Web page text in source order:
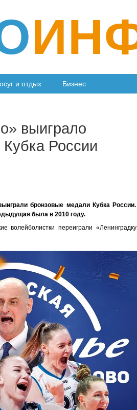
и отдых Бизнес
выиграло
России
бронзовые медали Кубка
была в 2010 году.
волейболистки переиграли